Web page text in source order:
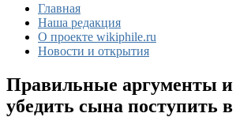
Главная
Наша редакция
О проекте wikiphile.ru
Новости и открытия
Правильные аргументы и
убедить сына поступить